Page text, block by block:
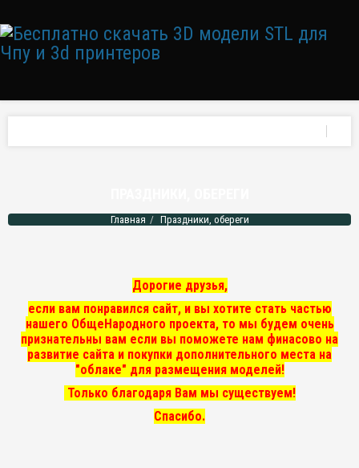
Главная Праздники, обереги
Дорогие друзья,
если вам понравился сайт, и вы хотите стать частью
нашего ОбщеНародного проекта, то мы будем очень
признательны вам если вы поможете нам финасово на
развитие сайта и покупки дополнительного места на
"облаке" для размещения моделей!
Только благодаря Вам мы существуем!
Спасибо.